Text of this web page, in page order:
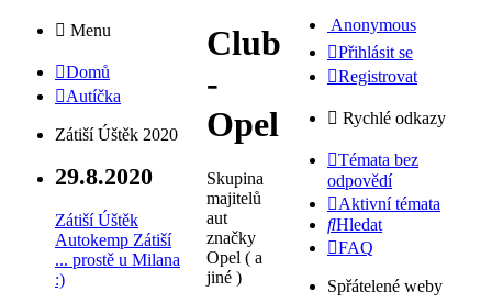
Menu
Domů
Autíčka
Zátiší Úštěk 2020
29.8.2020
Zátiší Úštěk
Autokemp Zátiší
... prostě u Milana
:)
Club
-
Opel
Skupina
majitelů
aut
značky
Opel ( a
jiné )
Anonymous
Přihlásit se
Registrovat
Rychlé odkazy
Témata bez
odpovědí
Aktivní témata
Hledat
FAQ
Spřátelené weby